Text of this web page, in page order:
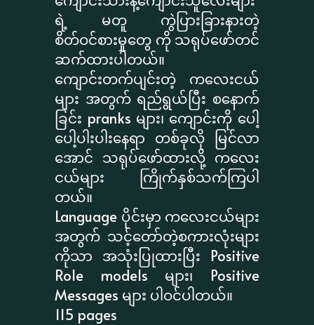
ရဲ့ မတူ ကွဲပြားခြားနားတဲ့
စိတ်ဝင်စားမှုတွေ ကို သရုပ်ဖော်တင်
ဆက်ထားပါတယ်။
ကျောင်းတက်ပျင်းတဲ့ ကလေးငယ်
များ အတွက် ရည်ရွယ်ပြီး စနောက်
ခြင်း pranks များ၊ ကျောင်းကို ပေါ့
ပေါ့ပါးပါးနေရာ တစ်ခုလို မြင်လာ
အောင် သရုပ်ဖော်ထားလို့ ကလေး
ငယ်များ ကြိုက်နှစ်သက်ကြပါ
တယ်။
Language ပိုင်းမှာ ကလေးငယ်များ
အတွက် သင့်တော်တဲ့စကားလုံးများ
ကိုသာ အသုံးပြုထားပြီး Positive
Role models များ၊ Positive
Messages များ ပါဝင်ပါတယ်။
115 pages